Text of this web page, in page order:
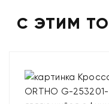
С ЭТИМ